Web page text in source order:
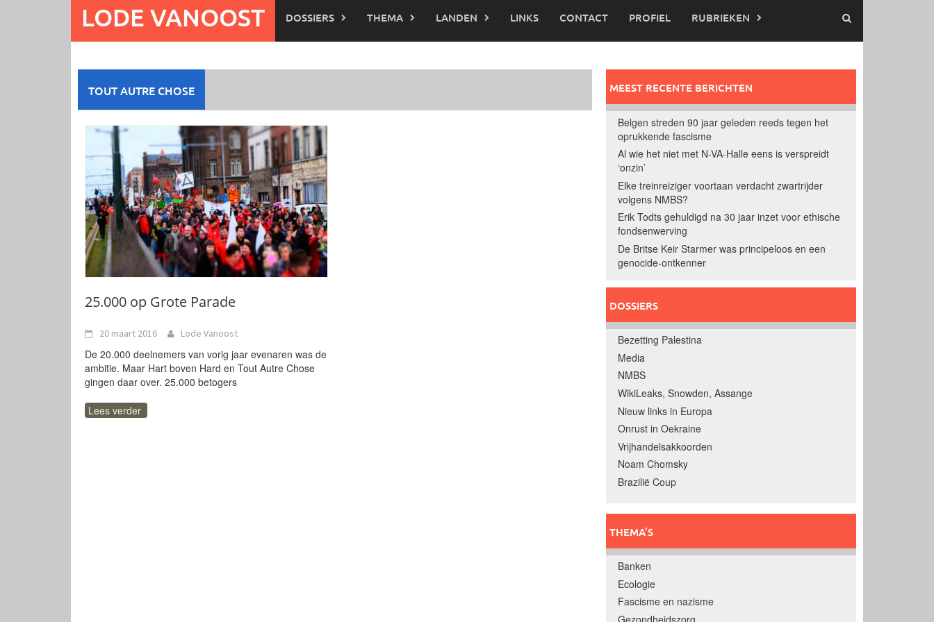
LODE VANOOST DOSSIERS THEMA LANDEN LINKS CONTACT PROFIEL RUBRIEKEN
TOUT AUTRE CHOSE
25.000 op Grote Parade
20 maart 2016 Lode Vanoost
De 20.000 deelnemers van vorig jaar evenaren was de
ambitie. Maar Hart boven Hard en Tout Autre Chose
gingen daar over. 25.000 betogers
Lees verder
MEEST RECENTE BERICHTEN
Belgen streden 90 jaar geleden reeds tegen het
oprukkende fascisme
Al wie het niet met N-VA-Halle eens is verspreidt
‘onzin’
Elke treinreiziger voortaan verdacht zwartrijder
volgens NMBS?
Erik Todts gehuldigd na 30 jaar inzet voor ethische
fondsenwerving
De Britse Keir Starmer was principeloos en een
genocide-ontkenner
DOSSIERS
Bezetting Palestina
Media
NMBS
WikiLeaks, Snowden, Assange
Nieuw links in Europa
Onrust in Oekraine
Vrijhandelsakkoorden
Noam Chomsky
Brazilië Coup
THEMA’S
Banken
Ecologie
Fascisme en nazisme
Gezondheidszorg